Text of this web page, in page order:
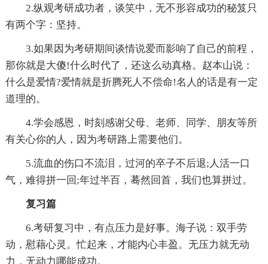
2.纵观考研成功者，谈笑中，无不形容成功的秘笈只
有两个字：坚持。
3.如果因为考研期间谈情说爱而影响了自己的前程，
那你就是大傻!什么时代了，还这么动真格。赵本山说：
什么是爱情?爱情就是折腾死人不偿命!名人的话是有一定
道理的。
4.学会感恩，时刻感谢父母、老师、同学、朋友等所
有关心你的人，因为考研路上需要他们。
5.流血的伤口不流泪，过河的卒子不后退;人活一口
气，难得拼一回;年过半百，蓦然回首，我们也算拼过。
复习篇
6.考研复习中，有点压力是好事。海子说：双手劳
动，慰藉心灵。忙起来，才能内心丰盈。无压力就无动
力，无动力哪能成功。